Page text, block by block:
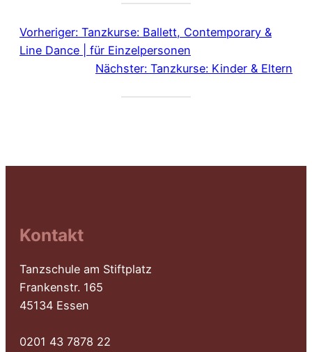
Vorheriger: Tanzkurse: Ballett, Contemporary &
Line Dance | für Einzelpersonen
Nächster: Tanzkurse: Kinder & Eltern
Kontakt
Tanzschule am Stiftplatz
Frankenstr. 165
45134 Essen
0201 43 7878 22